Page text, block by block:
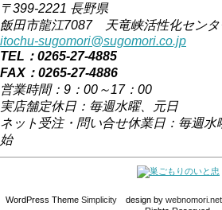
〒399-2221 長野県
飯田市龍江7087 天竜峡活性化センタ
itochu-sugomori@sugomori.co.jp
TEL：0265-27-4885
FAX：0265-27-4886
営業時間：9：00～17：00
実店舗定休日：毎週水曜、元日
ネット受注・問い合せ休業日：毎週
始
WordPress Theme Simplicitydesign by webnomori.net